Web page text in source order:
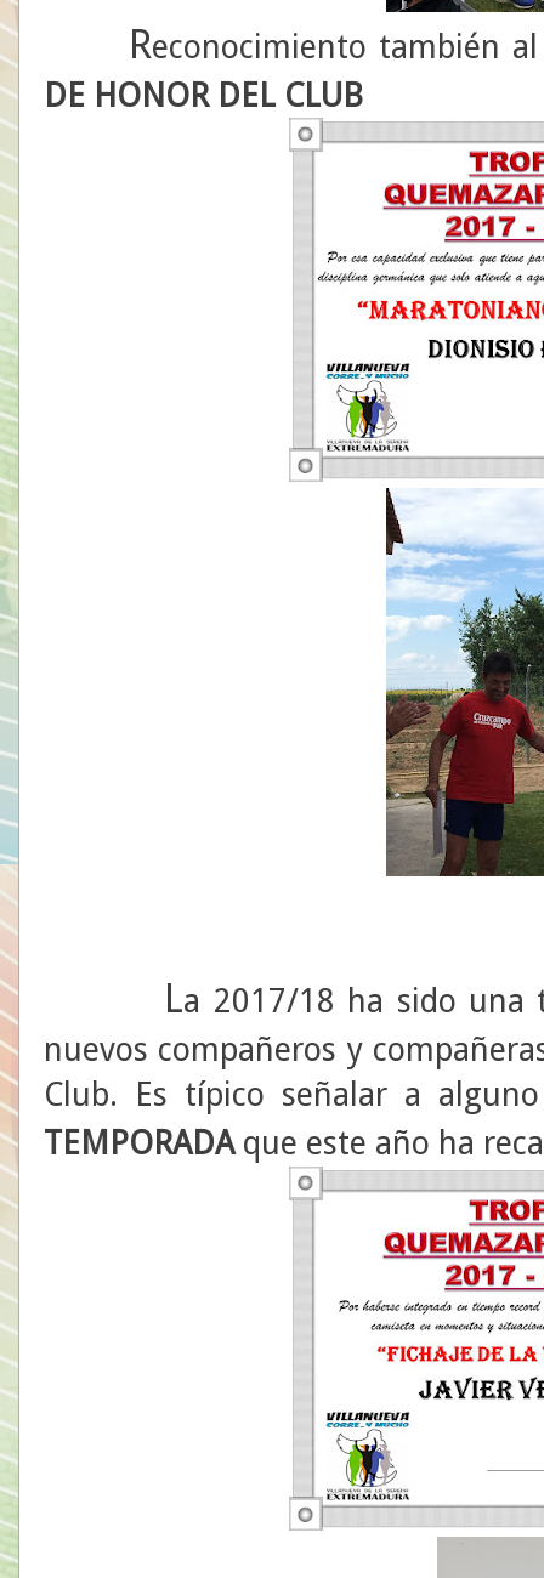
Reconocimiento también
DE HONOR DEL CLUB
La 2017/18 ha sido una
nuevos compañeros y
Club. Es típico señalar a
TEMPORADAque este año ha